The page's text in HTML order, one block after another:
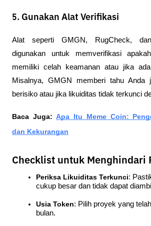
5. Gunakan Alat Verifikasi
Alat seperti GMGN, RugCheck,
digunakan untuk memverifikasi
memiliki celah keamanan atau jika
Misalnya, GMGN memberi tahu Anda
berisiko atau jika likuiditas tidak terkunci
Baca Juga: Apa Itu Meme Coin:
dan Kekurangan
Checklist untuk Menghindari
Periksa Likuiditas Terkunci:
cukup besar dan tidak dapat
Usia Token: Pilih proyek yang
bulan.